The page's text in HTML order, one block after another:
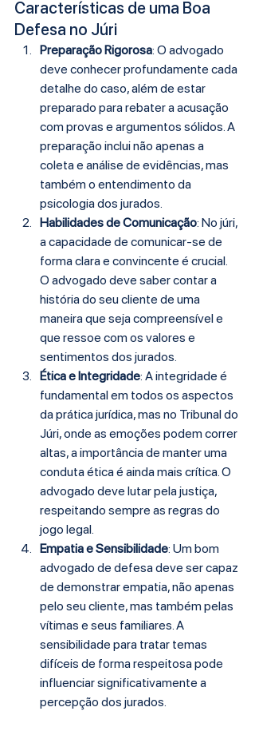
Características de uma Boa
Defesa no Júri
Preparação Rigorosa: O advogado
deve conhecer profundamente cada
detalhe do caso, além de estar
preparado para rebater a acusação
com provas e argumentos sólidos. A
preparação inclui não apenas a
coleta e análise de evidências, mas
também o entendimento da
psicologia dos jurados.
Habilidades de Comunicação: No júri,
a capacidade de comunicar-se de
forma clara e convincente é crucial.
O advogado deve saber contar a
história do seu cliente de uma
maneira que seja compreensível e
que ressoe com os valores e
sentimentos dos jurados.
Ética e Integridade: A integridade é
fundamental em todos os aspectos
da prática jurídica, mas no Tribunal do
Júri, onde as emoções podem correr
altas, a importância de manter uma
conduta ética é ainda mais crítica. O
advogado deve lutar pela justiça,
respeitando sempre as regras do
jogo legal.
Empatia e Sensibilidade: Um bom
advogado de defesa deve ser capaz
de demonstrar empatia, não apenas
pelo seu cliente, mas também pelas
vítimas e seus familiares. A
sensibilidade para tratar temas
difíceis de forma respeitosa pode
influenciar significativamente a
percepção dos jurados.